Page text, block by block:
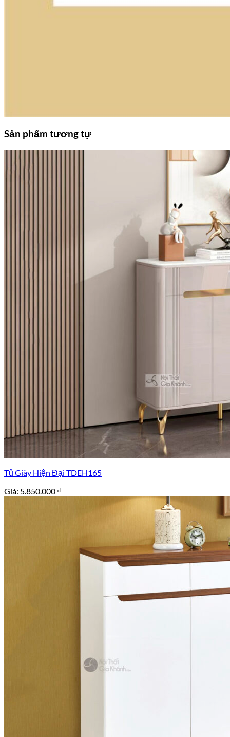
Sản phẩm tương tự
Tủ Giày Hiện Đại TDEH165
Giá: 5.850.000 ₫